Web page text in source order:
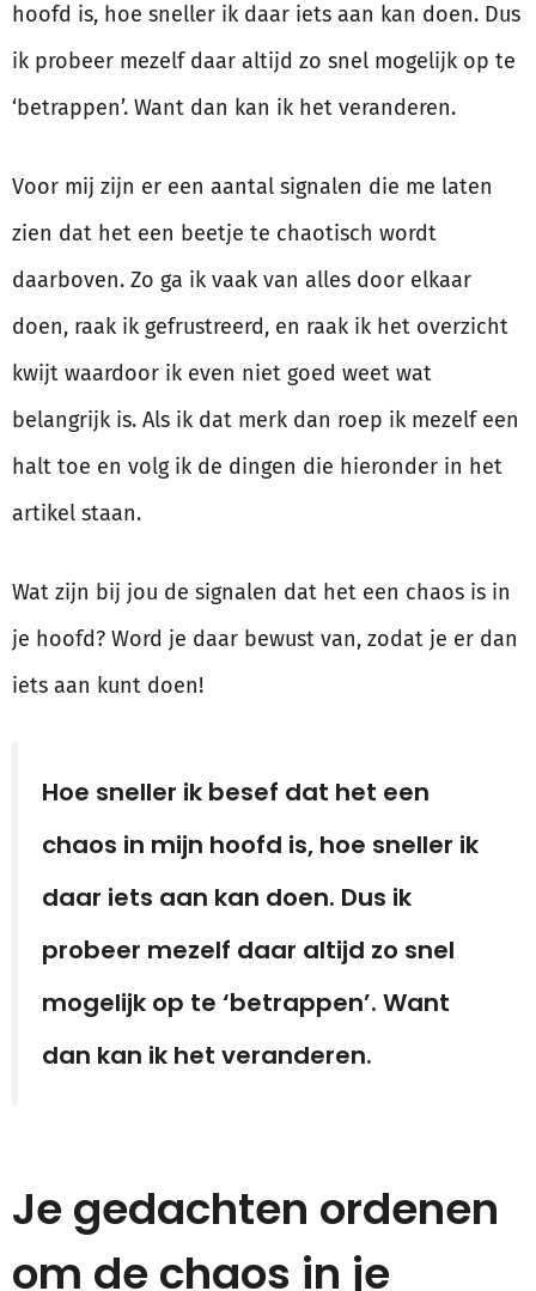
hoofd is, hoe sneller ik daar iets aan kan doen. Dus
ik probeer mezelf daar altijd zo snel mogelijk op te
‘betrappen’. Want dan kan ik het veranderen.
Voor mij zijn er een aantal signalen die me laten
zien dat het een beetje te chaotisch wordt
daarboven. Zo ga ik vaak van alles door elkaar
doen, raak ik gefrustreerd, en raak ik het overzicht
kwijt waardoor ik even niet goed weet wat
belangrijk is. Als ik dat merk dan roep ik mezelf een
halt toe en volg ik de dingen die hieronder in het
artikel staan.
Wat zijn bij jou de signalen dat het een chaos is in
je hoofd? Word je daar bewust van, zodat je er dan
iets aan kunt doen!
Hoe sneller ik besef dat het een
chaos in mijn hoofd is, hoe sneller ik
daar iets aan kan doen. Dus ik
probeer mezelf daar altijd zo snel
mogelijk op te ‘betrappen’. Want
dan kan ik het veranderen.
Je gedachten ordenen
om de chaos in je